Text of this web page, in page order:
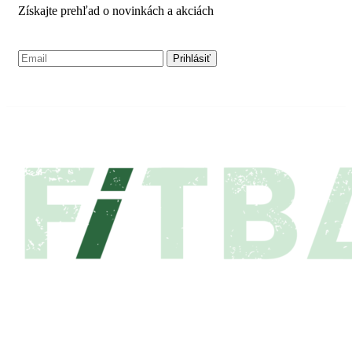
Získajte prehľad o novinkách a akciách